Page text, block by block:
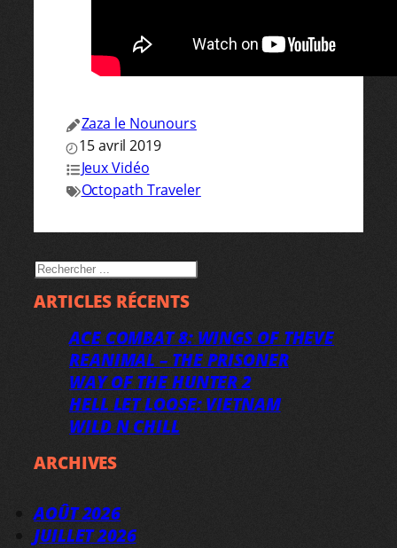
Zaza le Nounours
15 avril 2019
Jeux Vidéo
Octopath Traveler
RECHERCHER
ARTICLES RÉCENTS
ACE COMBAT 8: WINGS OF THEVE
REANIMAL – THE PRISONER
WAY OF THE HUNTER 2
HELL LET LOOSE: VIETNAM
WILD N CHILL
ARCHIVES
AOÛT 2026
JUILLET 2026